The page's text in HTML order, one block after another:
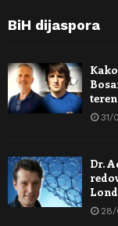
BiH dijaspora
31/
Dr.
28/